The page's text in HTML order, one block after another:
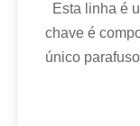
Esta linha é
chave é
único